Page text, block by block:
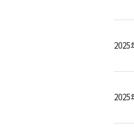
2025
2025